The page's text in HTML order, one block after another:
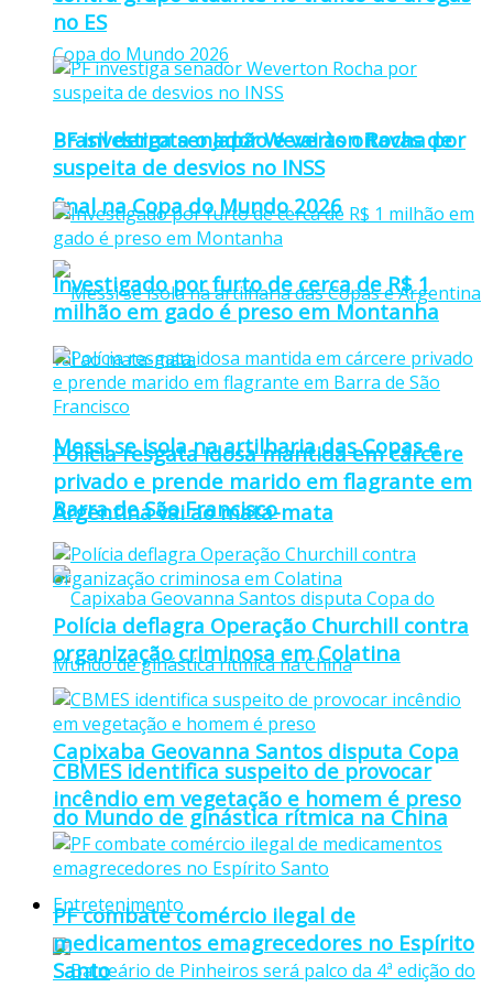
Brasil derrota o Japão e vai às oitavas de
final na Copa do Mundo 2026
Messi se isola na artilharia das Copas e
Argentina vai ao mata-mata
Capixaba Geovanna Santos disputa Copa
do Mundo de ginástica rítmica na China
Entretenimento
no ES
PF investiga senador Weverton Rocha por
suspeita de desvios no INSS
Investigado por furto de cerca de R$ 1
milhão em gado é preso em Montanha
Polícia resgata idosa mantida em cárcere
privado e prende marido em flagrante em
Barra de São Francisco
Polícia deflagra Operação Churchill contra
organização criminosa em Colatina
CBMES identifica suspeito de provocar
incêndio em vegetação e homem é preso
PF combate comércio ilegal de
medicamentos emagrecedores no Espírito
Santo